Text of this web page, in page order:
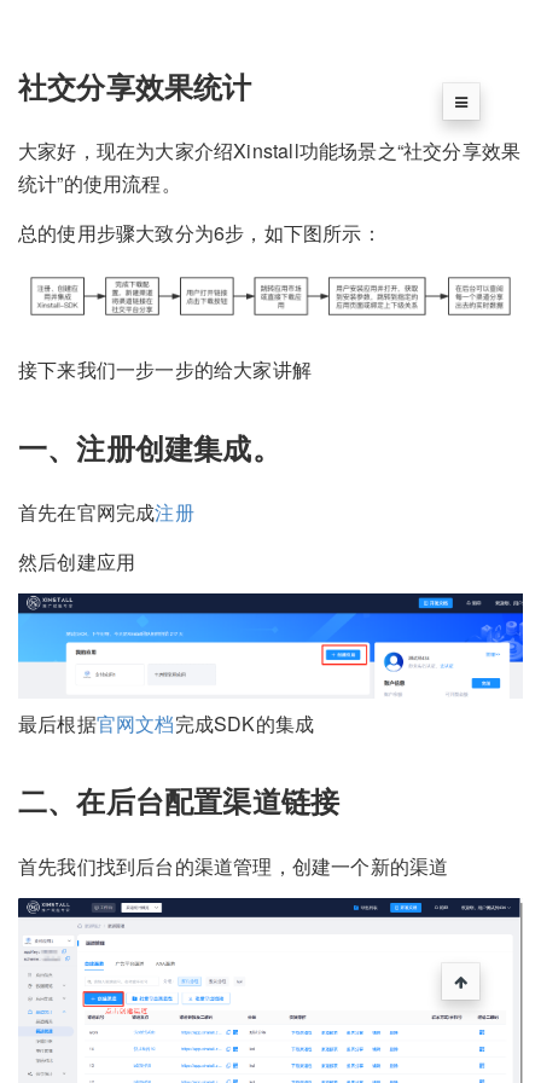
社交分享效果统计
大家好，现在为大家介绍Xinstall功能场景之“社交分享效果
统计”的使用流程。
总的使用步骤大致分为6步，如下图所示：
接下来我们一步一步的给大家讲解
一、注册创建集成。
首先在官网完成注册
然后创建应用
最后根据官网文档完成SDK的集成
二、在后台配置渠道链接
首先我们找到后台的渠道管理，创建一个新的渠道